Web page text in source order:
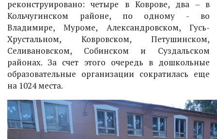
реконструировано: четыре в Коврове, два – в
Кольчугинском районе, по одному - во
Владимире, Муроме, Александровском, Гусь-
Хрустальном, Ковровском, Петушинском,
Селивановском, Собинском и Суздальском
районах. За счет этого очередь в дошкольные
образовательные организации сократилась еще
на 1024 места.